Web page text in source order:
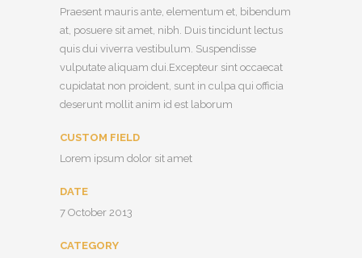
Praesent mauris ante, elementum et, bibendum
at, posuere sit amet, nibh. Duis tincidunt lectus
quis dui viverra vestibulum. Suspendisse
vulputate aliquam dui.Excepteur sint occaecat
cupidatat non proident, sunt in culpa qui officia
deserunt mollit anim id est laborum
CUSTOM FIELD
Lorem ipsum dolor sit amet
DATE
7 October 2013
CATEGORY